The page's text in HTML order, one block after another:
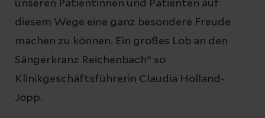
unseren Patientinnen und Patienten auf
diesem Wege eine ganz besondere Freude
machen zu können. Ein großes Lob an den
Sängerkranz Reichenbach“ so
Klinikgeschäftsführerin Claudia Holland-
Jopp.